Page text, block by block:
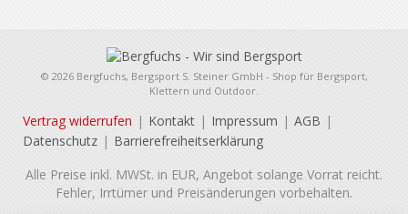
© 2026 Bergfuchs, Bergsport S. Steiner GmbH - Shop für Bergsport,
Klettern und Outdoor.
Vertrag widerrufen Kontakt Impressum
AGB
Datenschutz
Barrierefreiheitserklärung
Alle Preise inkl. MWSt. in EUR, Angebot solange Vorrat reicht.
Fehler, Irrtümer und Preisänderungen vorbehalten.